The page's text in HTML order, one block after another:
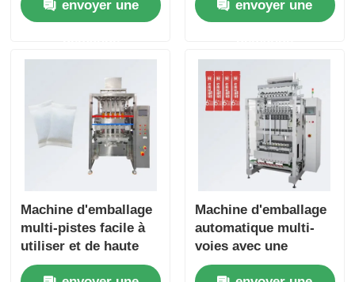
d'étanchéité et 1 an
de garantie pour
envoyer une
poussière, pour
assaisonnement et
envoyer une
Machine d'emballage
multi-pistes facile à
utiliser et de haute
précision avec
Machine d'emballage
automatique multi-
voies avec une
vitesse de 30-50